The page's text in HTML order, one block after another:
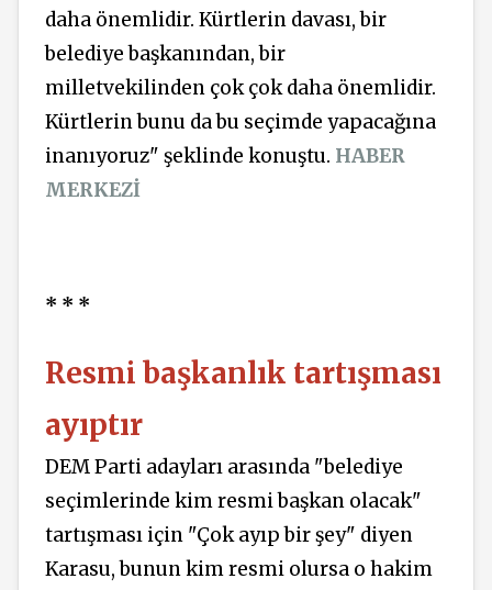
daha önemlidir. Kürtlerin davası, bir
belediye başkanından, bir
milletvekilinden çok çok daha önemlidir.
Kürtlerin bunu da bu seçimde yapacağına
inanıyoruz" şeklinde konuştu. HABER
MERKEZİ
* * *
Resmi başkanlık tartışması
ayıptır
DEM Parti adayları arasında "belediye
seçimlerinde kim resmi başkan olacak"
tartışması için "Çok ayıp bir şey" diyen
Karasu, bunun kim resmi olursa o hakim